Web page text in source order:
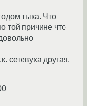
тыка. Что
той причине что
сетевуха другая.